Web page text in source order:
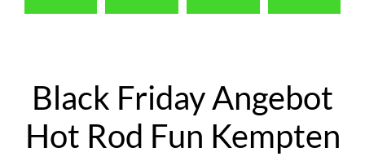
Black Friday Angebot
Hot Rod Fun Kempten